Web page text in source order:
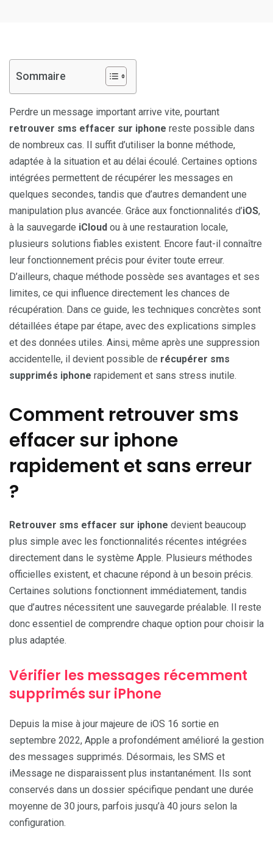
Sommaire
Perdre un message important arrive vite, pourtant
retrouver sms effacer sur iphone reste possible dans
de nombreux cas. Il suffit d’utiliser la bonne méthode,
adaptée à la situation et au délai écoulé. Certaines options
intégrées permettent de récupérer les messages en
quelques secondes, tandis que d’autres demandent une
manipulation plus avancée. Grâce aux fonctionnalités d’iOS,
à la sauvegarde iCloud ou à une restauration locale,
plusieurs solutions fiables existent. Encore faut-il connaître
leur fonctionnement précis pour éviter toute erreur.
D’ailleurs, chaque méthode possède ses avantages et ses
limites, ce qui influence directement les chances de
récupération. Dans ce guide, les techniques concrètes sont
détaillées étape par étape, avec des explications simples
et des données utiles. Ainsi, même après une suppression
accidentelle, il devient possible de récupérer sms
supprimés iphone rapidement et sans stress inutile.
Comment retrouver sms
effacer sur iphone
rapidement et sans erreur
?
Retrouver sms effacer sur iphone devient beaucoup
plus simple avec les fonctionnalités récentes intégrées
directement dans le système Apple. Plusieurs méthodes
officielles existent, et chacune répond à un besoin précis.
Certaines solutions fonctionnent immédiatement, tandis
que d’autres nécessitent une sauvegarde préalable. Il reste
donc essentiel de comprendre chaque option pour choisir la
plus adaptée.
Vérifier les messages récemment
supprimés sur iPhone
Depuis la mise à jour majeure de iOS 16 sortie en
septembre 2022, Apple a profondément amélioré la gestion
des messages supprimés. Désormais, les SMS et
iMessage ne disparaissent plus instantanément. Ils sont
conservés dans un dossier spécifique pendant une durée
moyenne de 30 jours, parfois jusqu’à 40 jours selon la
configuration.